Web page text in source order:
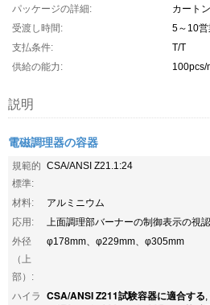
パッケージの詳細:
カートン
受渡し時間:
5～10営
支払条件:
T/T
供給の能力:
100pcs/
説明
電磁調理器の容器
規範的
標準:
CSA/ANSI Z21.1:24
材料:
アルミニウム
応用:
上面調理部バーナーの制御表示の視
外径
（上
部）:
φ178mm、φ229mm、φ305mm
ハイラ
CSA/ANSI Z211試験容器に適合する,